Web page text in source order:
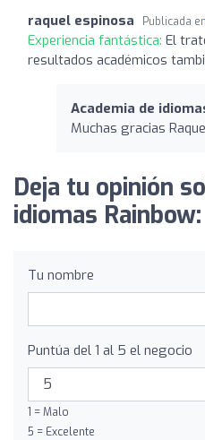
raquel espinosa Publicada en
Experiencia fantástica: El
resultados académicos
Academia de
Muchas gracias
Deja tu opinión
idiomas Rainbow:
Tu nombre
Puntúa del 1 al 5 el negocio
1 = Malo
5 = Excelente